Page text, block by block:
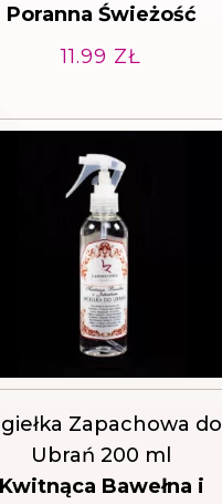
Poranna Świeżość
11.99 ZŁ
Zapachowa do
Ubrań 200 ml
Bawełna i